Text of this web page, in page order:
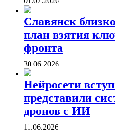
Славянск
план взятия
фронта
30.06.2026
Нейросети
представили
дронов с ИИ
11.06.2026